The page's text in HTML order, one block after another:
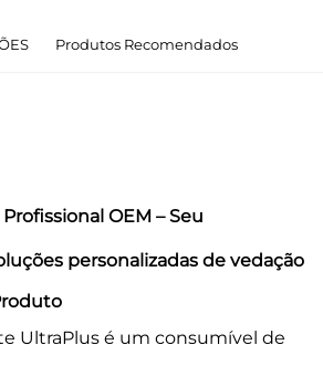
Produtos Recomendados
OEM – Seu
personalizadas de vedação
UltraPlus é um consumível de